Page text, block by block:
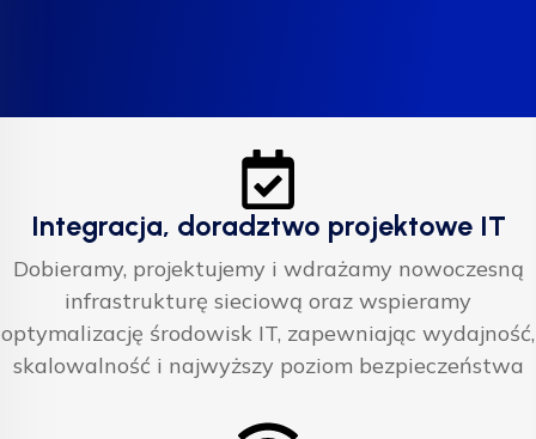
Integracja, doradztwo projektowe IT
Dobieramy, projektujemy i wdrażamy nowoczesną
infrastrukturę sieciową oraz wspieramy
optymalizację środowisk IT, zapewniając wydajność,
skalowalność i najwyższy poziom bezpieczeństwa